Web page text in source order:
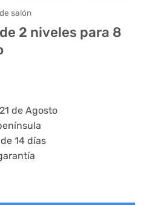
salón
2 niveles para 8
de Agosto
14 días
para 8 pares, acero negro